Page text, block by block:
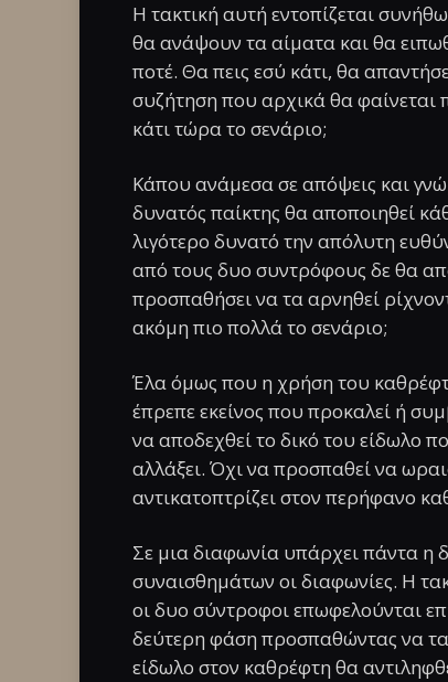
Η τακτική αυτή εντοπίζεται
θα ανάψουν τα αίματα και θα
ποτέ. Θα πεις εσύ κάτι, θα
συζήτηση που αρχικά θα φαίνεται
κάτι τώρα το σενάριο;
Κάπου ανάμεσα σε απόψεις και
δυνατός παίκτης θα αποποιηθεί
λιγότερο δυνατό την απόλυτη
από τους δυο συντρόφους δε θα
προσπαθήσει να τα αρνηθεί
ακόμη πιο πολλά το σενάριο;
Έλα όμως που η χρήση του
έπρεπε εκείνος που προκαλεί ή
να αποδεχθεί το δικό του είδωλο
αλλάξει. Όχι να προσπαθεί να
αντικατοπτρίζει στον περήφανο
Σε μια διαφωνία υπάρχει πάντα η
συναισθημάτων οι διαφωνίες. Η
οι δυο σύντροφοι επωφελούνται
δεύτερη φάση προσπαθώντας να τα
είδωλο στον καθρέφτη θα